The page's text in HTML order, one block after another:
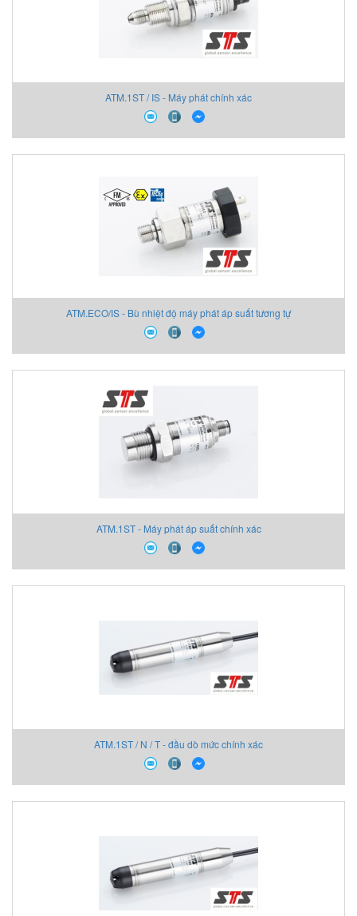
ATM.1ST / IS - Máy phát chính xác
ATM.ECO/IS - Bù nhiệt độ máy phát áp suất tương tự
ATM.1ST - Máy phát áp suất chính xác
ATM.1ST / N / T - đầu dò mức chính xác